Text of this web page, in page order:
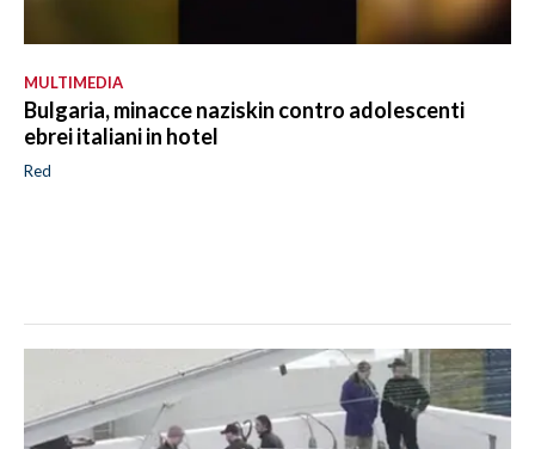
MULTIMEDIA
Bulgaria, minacce naziskin contro adolescenti
ebrei italiani in hotel
Red